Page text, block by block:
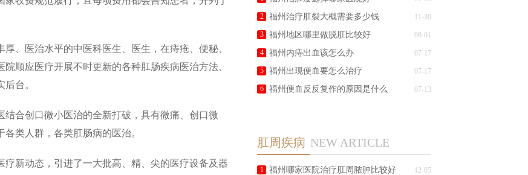
11-30
2 福州治疗肛裂大概需要多少钱
08-01
3 福州地区哪里做脱肛比较好
07-17
4 福州内痔出血该怎么办
07-17
5 福州出现便血要怎么治疗
07-13
6 福州便血反反复作的原因是什么
肛周疾病 NEW ARTICLE
12-05
1 福州哪家医院治疗肛周脓肿比较好
医治水平的中医科医生、医生，在痔疮、便秘、
顺应医疗开展不时更新的各种肛肠疾病医治方法、
台。
合创口微小医治的全新打破，具有微痛、创口微
类人群，各类肛肠病的医治。
新动态，引进了一大批高、精、尖的医疗设备及器